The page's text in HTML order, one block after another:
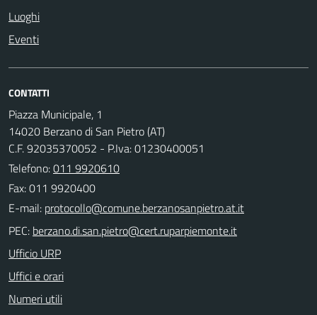
Luoghi
Eventi
CONTATTI
Piazza Municipale, 1
14020 Berzano di San Pietro (AT)
C.F. 92035370052 - P.Iva: 01230400051
Telefono:011 9920610
Fax: 011 9920400
E-mail:
PEC:
Ufficio URP
Uffici e orari
Numeri utili